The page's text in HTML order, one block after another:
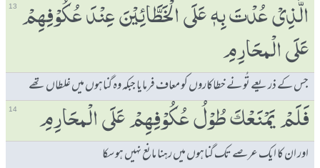
الَّذِیْ عُدْتَ بِہٖ عَلَی الْخَطَّائِیْنَ عِنْدَ عُكُوْفِھِمْ
عَلَی الْمحَارِمِ
13
جس کے ذریعے تُو نے خطاکاروں کو معاف فرمایا جبکہ وہ گناہوں میں غلطاں تھے
فَلَمْ یَمْنَعْكَ طُوْلُ عُكُوْفِھِمْ عَلَی الْمحَارِمِ 14
اور ان کا ایک عرصے تک گناہوں میں رہنا مانع نہیں ہو سکا